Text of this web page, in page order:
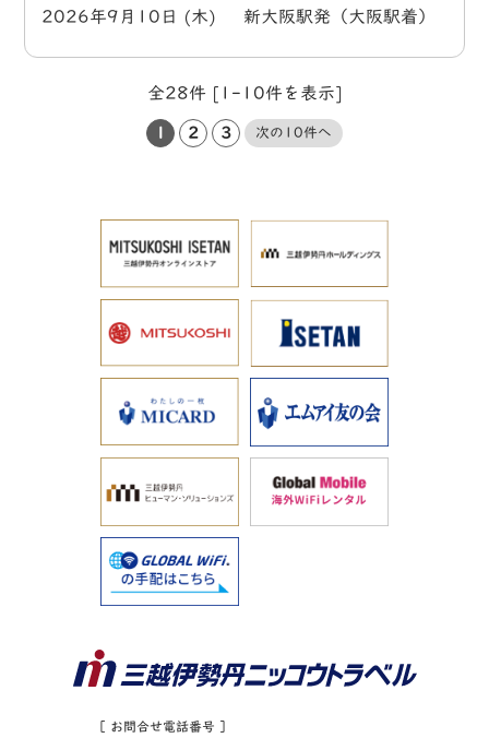
2026年9月10日 (木) 新大阪駅発（大阪駅着）
全28件 [1-10件を表示]
2 3 次の10件へ
［ お問合せ電話番号 ］